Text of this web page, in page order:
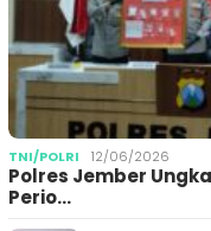
TNI/POLRI 12/06/2026
Polres Jember
Perio…